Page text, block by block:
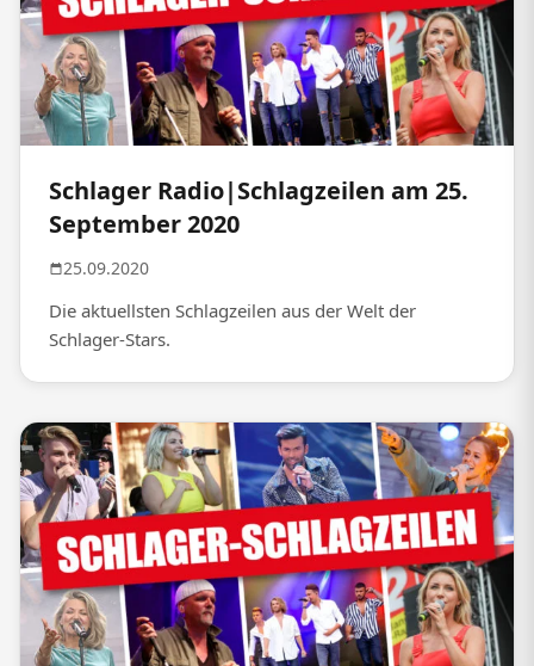
Schlager Radio|Schlagzeilen am 25.
September 2020
25.09.2020
Die aktuellsten Schlagzeilen aus der Welt der
Schlager-Stars.